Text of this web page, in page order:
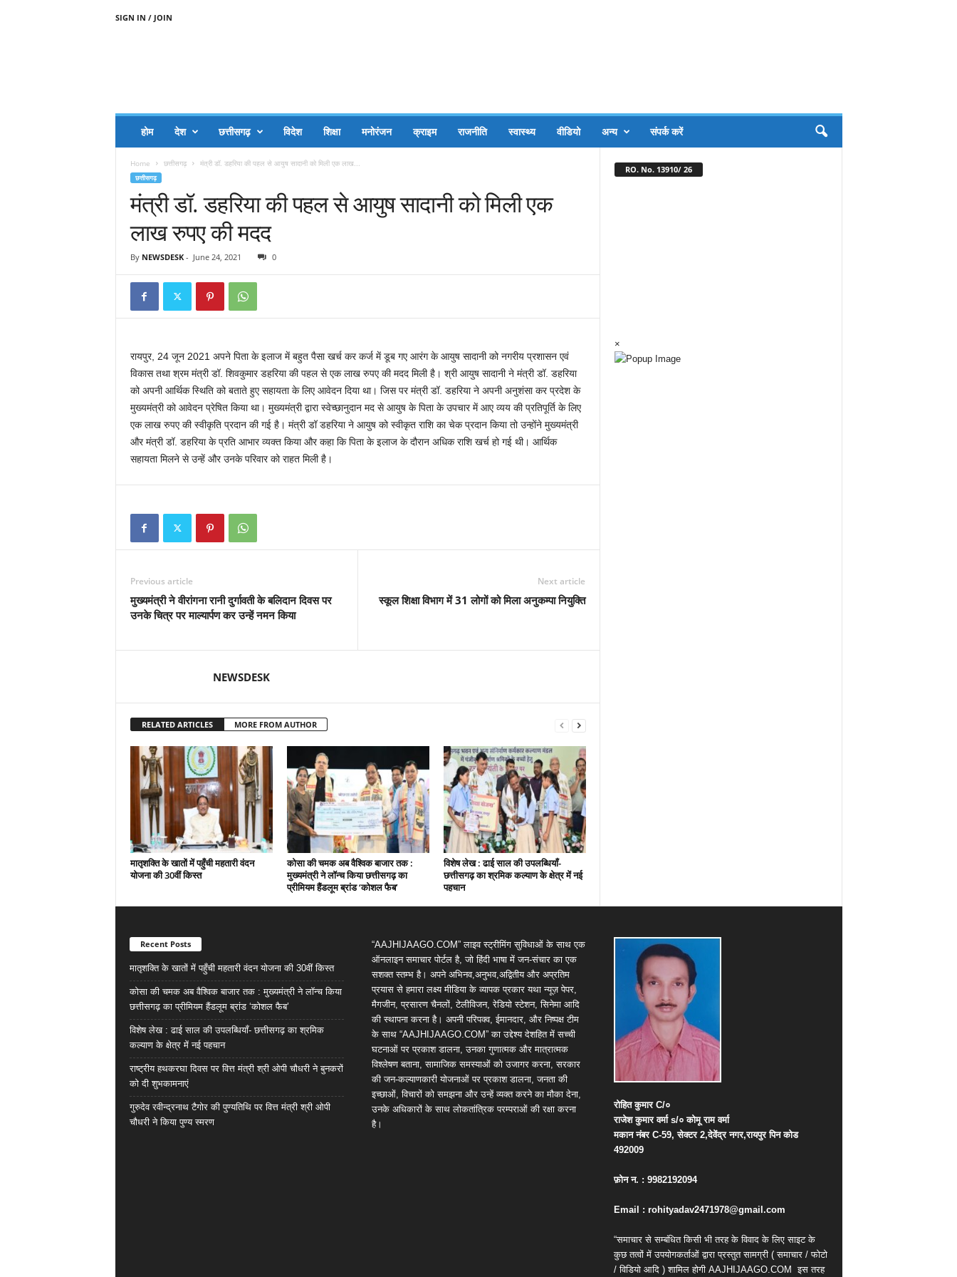
SIGN IN / JOIN
होम देश छत्तीसगढ़ विदेश शिक्षा मनोरंजन क्राइम राजनीति स्वास्थ्य वीडियो अन्य संपर्क करें
Home छत्तीसगढ़ मंत्री डॉ. डहरिया की पहल से आयुष सादानी को मिली एक लाख...
छत्तीसगढ़
मंत्री डॉ. डहरिया की पहल से आयुष सादानी को मिली एक
लाख रुपए की मदद
By NEWSDESK- June 24, 2021 0
रायपुर, 24 जून 2021 अपने पिता के इलाज में बहुत पैसा खर्च कर कर्ज में डूब गए आरंग के आयुष सादानी को नगरीय प्रशासन एवं
विकास तथा श्रम मंत्री डॉ. शिवकुमार डहरिया की पहल से एक लाख रुपए की मदद मिली है। श्री आयुष सादानी ने मंत्री डॉ. डहरिया
को अपनी आर्थिक स्थिति को बताते हुए सहायता के लिए आवेदन दिया था। जिस पर मंत्री डॉ. डहरिया ने अपनी अनुशंसा कर प्रदेश के
मुख्यमंत्री को आवेदन प्रेषित किया था। मुख्यमंत्री द्वारा स्वेच्छानुदान मद से आयुष के पिता के उपचार में आए व्यय की प्रतिपूर्ति के लिए
एक लाख रुपए की स्वीकृति प्रदान की गई है। मंत्री डॉ डहरिया ने आयुष को स्वीकृत राशि का चेक प्रदान किया तो उन्होंने मुख्यमंत्री
और मंत्री डॉ. डहरिया के प्रति आभार व्यक्त किया और कहा कि पिता के इलाज के दौरान अधिक राशि खर्च हो गई थी। आर्थिक
सहायता मिलने से उन्हें और उनके परिवार को राहत मिली है।
Previous article
मुख्यमंत्री ने वीरांगना रानी दुर्गावती के बलिदान दिवस पर
उनके चित्र पर माल्यार्पण कर उन्हें नमन किया
Next article
स्कूल शिक्षा विभाग में 31 लोगों को मिला अनुकम्पा नियुक्ति
NEWSDESK
RELATED ARTICLES MORE FROM AUTHOR
मातृशक्ति के खातों में पहुँची महतारी वंदन
योजना की 30वीं किस्त
कोसा की चमक अब वैश्विक बाजार तक :
मुख्यमंत्री ने लॉन्च किया छत्तीसगढ़ का
प्रीमियम हैंडलूम ब्रांड ‘कोशल फैब’
विशेष लेख : ढाई साल की उपलब्धियाँ-
छत्तीसगढ़ का श्रमिक कल्याण के क्षेत्र में नई
पहचान
RO. No. 13910/ 26
×
Recent Posts
मातृशक्ति के खातों में पहुँची महतारी वंदन योजना की 30वीं किस्त
कोसा की चमक अब वैश्विक बाजार तक : मुख्यमंत्री ने लॉन्च किया
छत्तीसगढ़ का प्रीमियम हैंडलूम ब्रांड ‘कोशल फैब’
विशेष लेख : ढाई साल की उपलब्धियाँ- छत्तीसगढ़ का श्रमिक
कल्याण के क्षेत्र में नई पहचान
राष्ट्रीय हथकरघा दिवस पर वित्त मंत्री श्री ओपी चौधरी ने बुनकरों
को दी शुभकामनाएं
गुरुदेव रवीन्द्रनाथ टैगोर की पुण्यतिथि पर वित्त मंत्री श्री ओपी
चौधरी ने किया पुण्य स्मरण
“AAJHIJAAGO.COM” लाइव स्ट्रीमिंग सुविधाओं के साथ एक
ऑनलाइन समाचार पोर्टल है, जो हिंदी भाषा में जन-संचार का एक
सशक्त स्तम्भ है। अपने अभिनव,अनुभव,अद्वितीय और अप्रतिम
प्रयास से हमारा लक्ष्य मीडिया के व्यापक प्रकार यथा न्यूज़ पेपर,
मैगजीन, प्रसारण चैनलों, टेलीविजन, रेडियो स्टेशन, सिनेमा आदि
की स्थापना करना है। अपनी परिपक्व, ईमानदार, और निष्पक्ष टीम
के साथ “AAJHIJAAGO.COM” का उद्देश्य देशहित में सच्ची
घटनाओं पर प्रकाश डालना, उनका गुणात्मक और मात्रात्मक
विश्लेषण बताना, सामाजिक समस्याओं को उजागर करना, सरकार
की जन-कल्याणकारी योजनाओं पर प्रकाश डालना, जनता की
इच्छाओं, विचारों को समझना और उन्हें व्यक्त करने का मौका देना,
उनके अधिकारों के साथ लोकतांत्रिक परम्पराओं की रक्षा करना
है।
रोहित कुमारC/०
राजेश कुमार वर्माs/० कोमू राम वर्मा
मकान नंबरC-59,सेक्टर2,देवेंद्र नगर,रायपुर पिन कोड
492009
फ़ोन न. : 9982192094
Email : rohityadav2471978@gmail.com
“समाचार से सम्बंधित किसी भी तरह के विवाद के लिए साइट के
कुछ तत्वों में उपयोगकर्ताओं द्वारा प्रस्तुत सामग्री ( समाचार / फोटो
/ विडियो आदि ) शामिल होगी AAJHIJAAGO.COM इस तरह